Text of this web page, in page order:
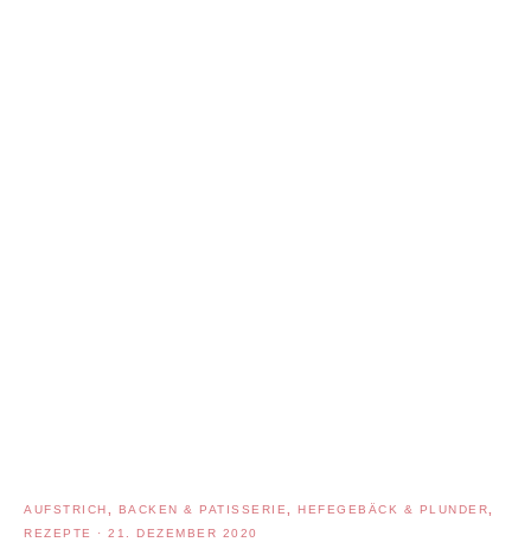
AUFSTRICH BACKEN & PATISSERIE HEFEGEBÄCK & PLUNDER
REZEPTE
· 21. DEZEMBER 2020